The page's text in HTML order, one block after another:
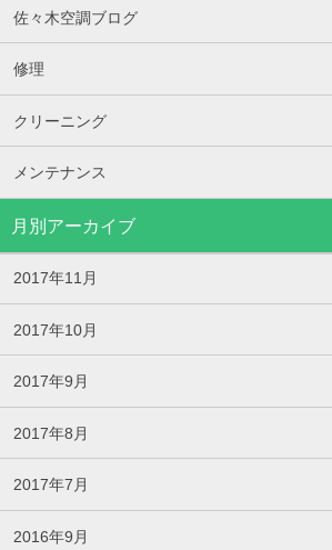
佐々木空調ブログ
修理
クリーニング
メンテナンス
月別アーカイブ
2017年11月
2017年10月
2017年9月
2017年8月
2017年7月
2016年9月